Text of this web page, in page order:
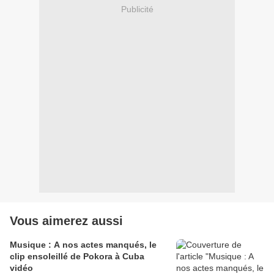
Publicité
Vous aimerez aussi
Musique : A nos actes manqués, le
clip ensoleillé de Pokora à Cuba
vidéo